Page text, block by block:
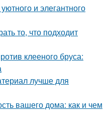
и элегантного
то, что подходит
клееного бруса:
лучше для
вашего дома: как и чем